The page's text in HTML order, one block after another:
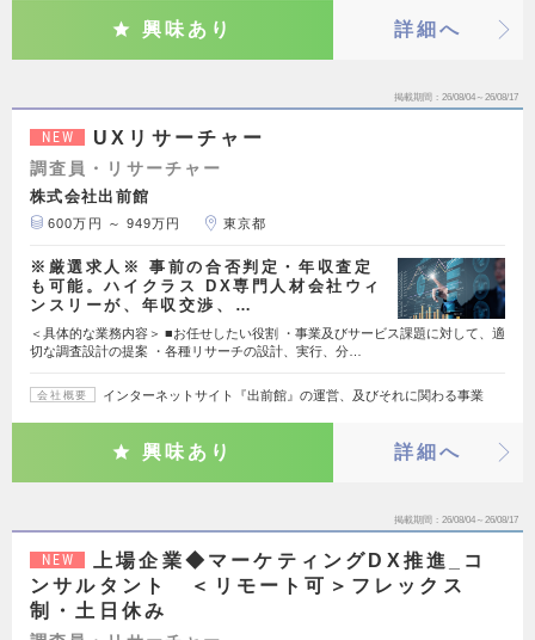
興味あり 詳細へ
掲載期間 26/08/04～26/08/17
NEW UXリサーチャー
調査員・リサーチャー
株式会社出前館
600万円 ～ 949万円 東京都
※厳選求人※ 事前の合否判定・年収査定
も可能。ハイクラス DX専門人材会社ウィ
ンスリーが、年収交渉、…
＜具体的な業務内容＞ ■お任せしたい役割 ・事業及びサービス課題に対して、適
切な調査設計の提案 ・各種リサーチの設計、実行、分…
会社概要 インターネットサイト『出前館』の運営、及びそれに関わる事業
興味あり 詳細へ
掲載期間 26/08/04～26/08/17
NEW
上場企業◆マーケティングDX推進_コ
ンサルタント ＜リモート可＞フレックス
制・土日休み